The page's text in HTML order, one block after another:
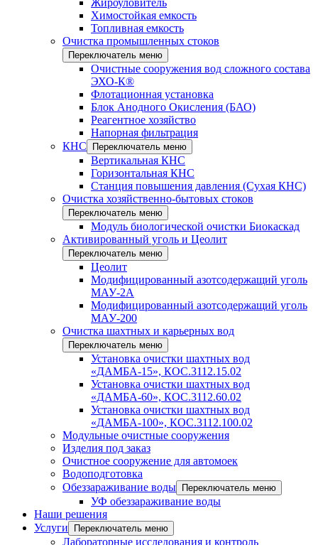
Жироуловитель
Химостойкая емкость
Топливная емкость
Очистка промышленных стоков
Переключатель меню
Очистные сооружения вод сложного состава
ЭХО-К®
Флотационная установка
Блок Анодного Окисления (БАО)
Реагентное хозяйство
Напорная фильтрация
КНС
Переключатель меню
Вертикальная КНС
Горизонтальная КНС
Станция повышения давления (Сухая КНС)
Очистка хозяйственно-бытовых стоков
Переключатель меню
Модуль биологической очистки Биокаскад
Активированный уголь и Цеолит
Переключатель меню
Цеолит
Модифицированный азотсодержащий уголь
МАУ-2А
Модифицированный азотсодержащий уголь
МАУ-200
Очистка шахтных и карьерных вод
Переключатель меню
Установка очистки шахтных вод
«ДАМБА-15», КОС.3112.15.02
Установка очистки шахтных вод
«ДАМБА-60», КОС.3112.60.02
Установка очистки шахтных вод
«ДАМБА-100», КОС.3112.100.02
Модульные очистные сооружения
Изделия под заказ
Очистное сооружение для автомоек
Водоподготовка
Обеззараживание воды
Переключатель меню
УФ обеззараживание воды
Наши решения
Услуги
Переключатель меню
Лабораторные исследования и контроль